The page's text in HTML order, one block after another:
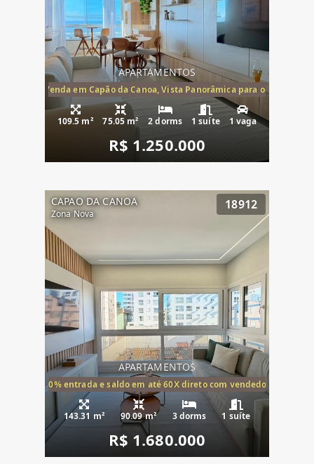
APARTAMENTOS
Mar à Venda em Capão da Canoa, Vista Panorâmica para o Mar, 2
109.5 m² 75.05 m² 2 dorms 1 suíte 1 vaga
R$ 1.250.000
CAPAO DA CANOA
Zona Nova
18912
APARTAMENTOS
20% entrada e saldo em até 60X direto com vendedor
143.31 m² 90.09 m² 3 dorms 1 suíte
R$ 1.680.000